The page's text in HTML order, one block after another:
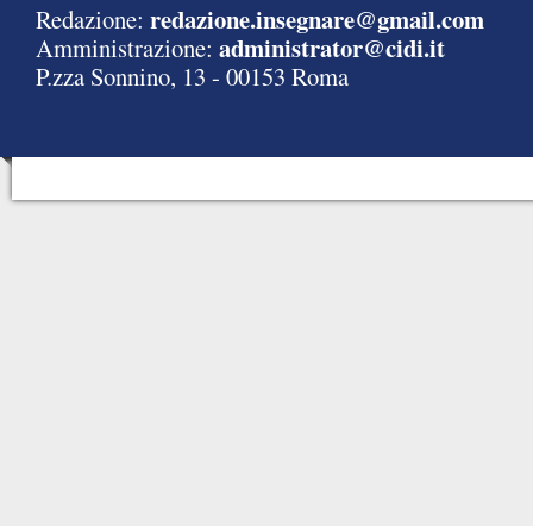
Redazione: redazione.insegnare@gmail.com
Amministrazione: administrator@cidi.it
P.zza Sonnino, 13 - 00153 Roma